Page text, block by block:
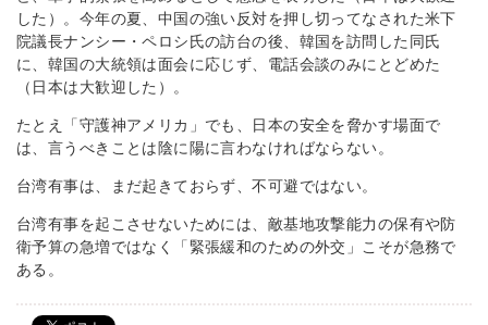
した）。今年の夏、中国の強い反対を押し切ってなされた米下
院議長ナンシー・ペロシ氏の訪台の後、韓国を訪問した同氏
に、韓国の大統領は面会に応じず、電話会談のみにとどめた
（日本は大歓迎した）。
たとえ「守護神アメリカ」でも、日本の安全を脅かす場面で
は、言うべきことは陰に陽に言わなければならない。
台湾有事は、まだ起きておらず、不可避ではない。
台湾有事を起こさせないためには、敵基地攻撃能力の保有や防
衛予算の急増ではなく「緊張緩和のための外交」こそが急務で
ある。